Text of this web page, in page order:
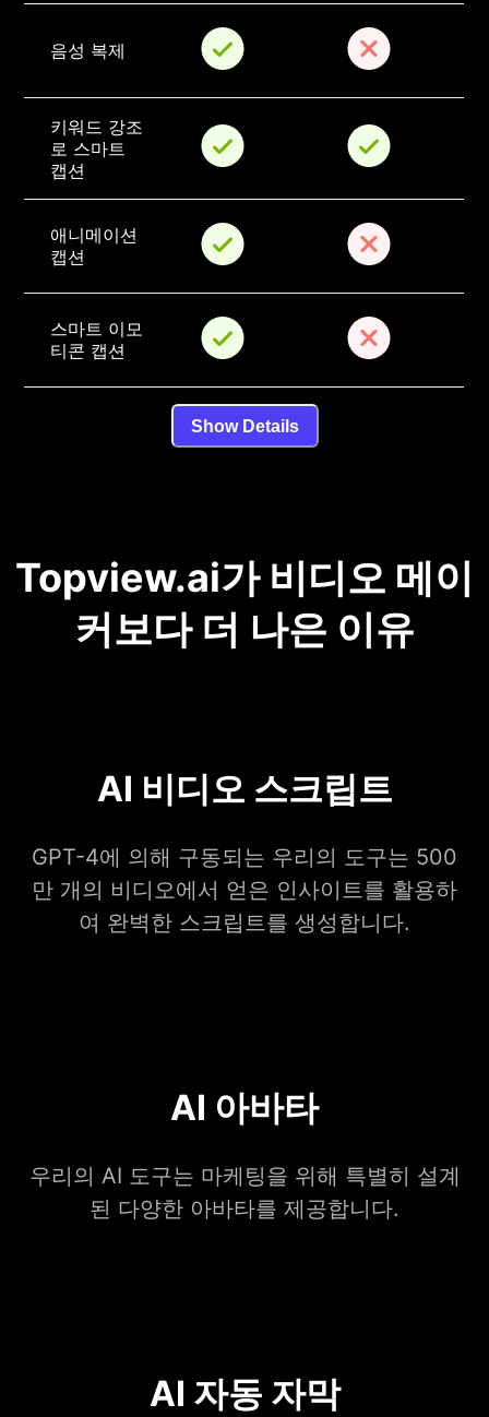
음성 복제
키워드 강조
로 스마트
캡션
애니메이션
캡션
스마트 이모
티콘 캡션
Show Details
Topview.ai가 비디오 메이
커보다 더 나은 이유
AI 비디오 스크립트
GPT-4에 의해 구동되는 우리의 도구는 500
만 개의 비디오에서 얻은 인사이트를 활용하
여 완벽한 스크립트를 생성합니다.
AI 아바타
우리의 AI 도구는 마케팅을 위해 특별히 설계
된 다양한 아바타를 제공합니다.
AI 자동 자막